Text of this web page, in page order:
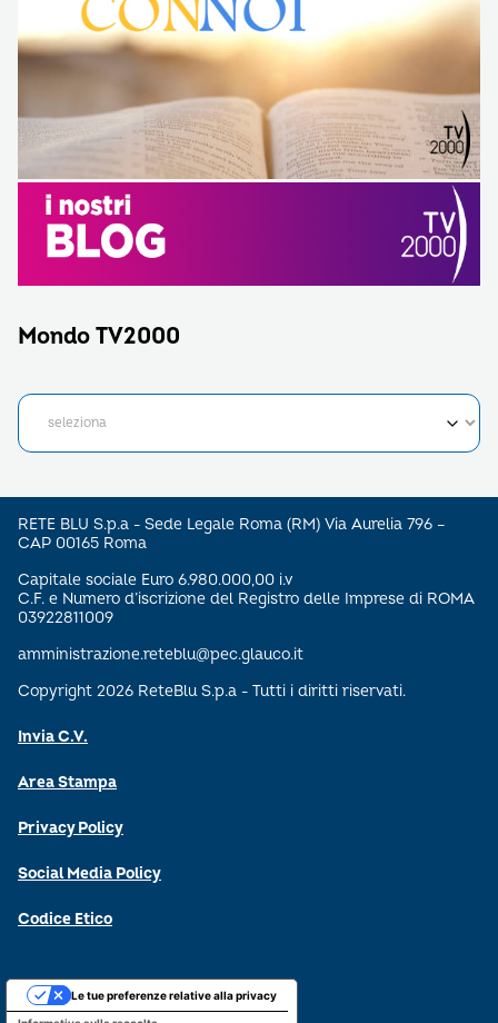
Mondo TV2000
RETE BLU S.p.a - Sede Legale Roma (RM) Via Aurelia 796 –
CAP 00165 Roma
Capitale sociale Euro 6.980.000,00 i.v
C.F. e Numero d’iscrizione del Registro delle Imprese di ROMA
03922811009
amministrazione.reteblu@pec.glauco.it
Copyright 2026 ReteBlu S.p.a - Tutti i diritti riservati.
Invia C.V.
Area Stampa
Privacy Policy
Social Media Policy
Codice Etico
Le tue preferenze relative alla privacy